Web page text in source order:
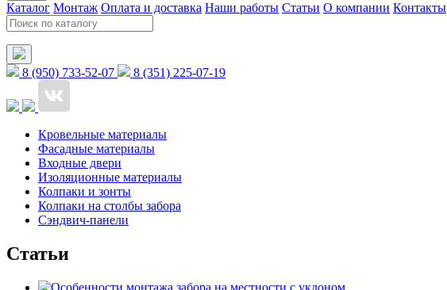
Каталог Монтаж Оплата и доставка Наши работы Статьи О компании Контакты
8 (950) 733-52-07 8 (351) 225-07-19
Кровельные материалы
Фасадные материалы
Входные двери
Изоляционные материалы
Колпаки и зонты
Колпаки на столбы забора
Сэндвич-панели
Статьи